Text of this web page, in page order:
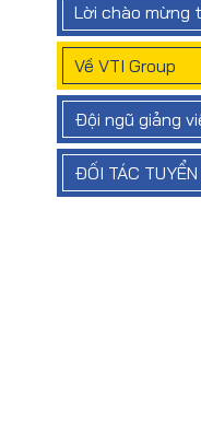
Lời chào mừng
Về VTI Group
Đội ngũ giảng
ĐỐI TÁC TUYỂN